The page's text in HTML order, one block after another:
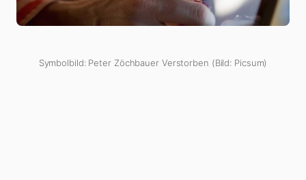
Symbolbild: Peter Zöchbauer Verstorben (Bild: Picsum)